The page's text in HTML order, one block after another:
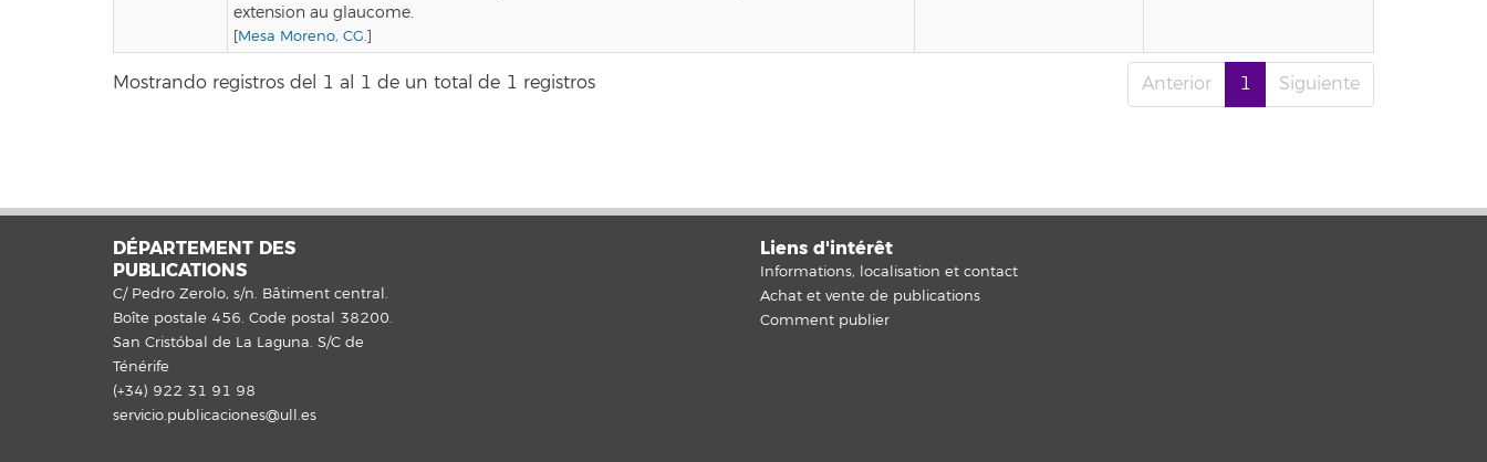
extension au glaucome.
[Mesa Moreno, CG.]
Mostrando registros del 1 al 1 de un total de 1 registros Anterior 1 Siguiente
DÉPARTEMENT DES
PUBLICATIONS
C/ Pedro Zerolo, s/n. Bâtiment central.
Boîte postale 456. Code postal 38200.
San Cristóbal de La Laguna. S/C de
Ténérife
(+34) 922 31 91 98
servicio.publicaciones@ull.es
Liens d'intérêt
Informations, localisation et contact
Achat et vente de publications
Comment publier